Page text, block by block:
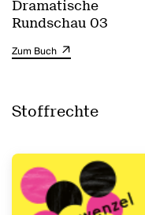
Dramatische
Rundschau 03
Zum Buch
Stoffrechte